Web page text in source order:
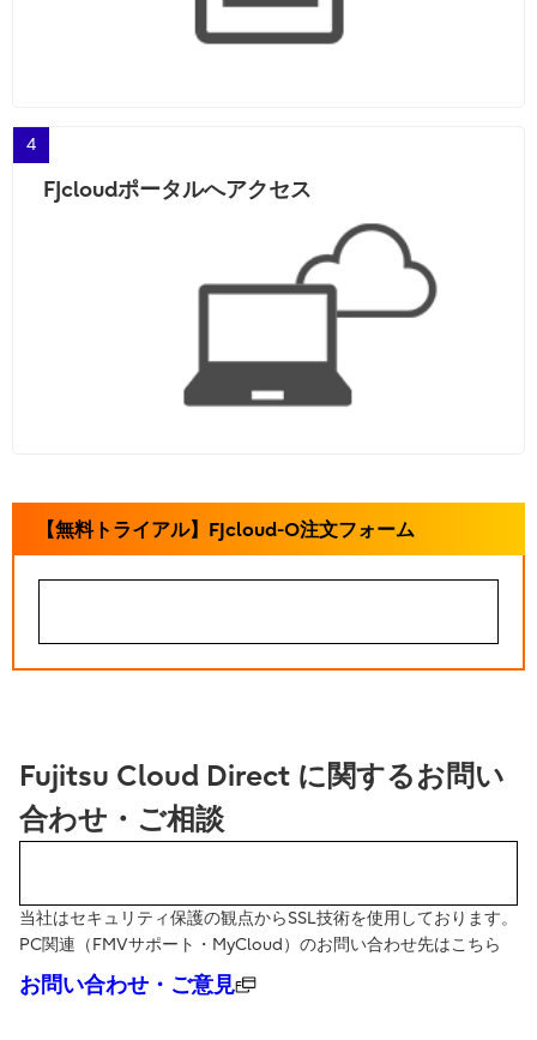
4
FJcloudポータルへアクセス
【無料トライアル】FJcloud-O注文フォーム
Fujitsu Cloud Direct に関するお問い
合わせ・ご相談
当社はセキュリティ保護の観点からSSL技術を使用しております。
PC関連（FMVサポート・MyCloud）のお問い合わせ先はこちら
お問い合わせ・ご意見